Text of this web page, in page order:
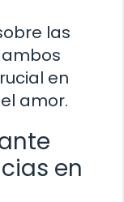
las
en
amor.
en